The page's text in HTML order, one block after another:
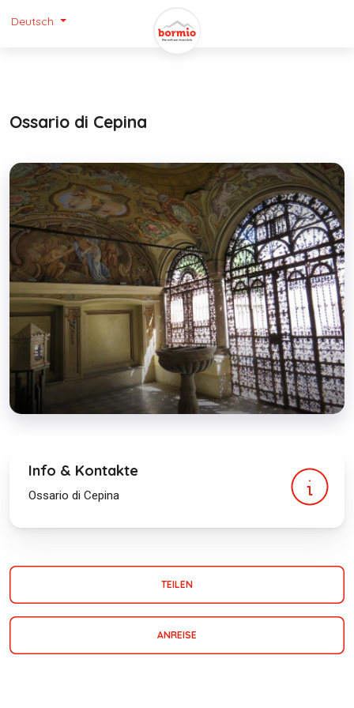
Deutsch
Ossario di Cepina
Info & Kontakte
Ossario di Cepina
TEILEN
ANREISE